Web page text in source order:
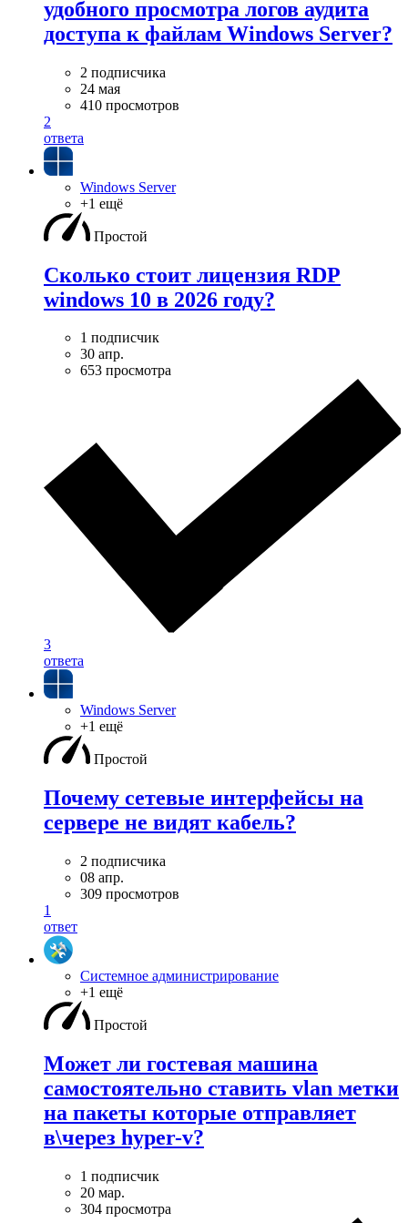
удобного просмотра логов аудита
доступа к файлам Windows Server?
2 подписчика
24 мая
410 просмотров
2
ответа
Windows Server
+1 ещё
Простой
Сколько стоит лицензия RDP
windows 10 в 2026 году?
1 подписчик
30 апр.
653 просмотра
3
ответа
Windows Server
+1 ещё
Простой
Почему сетевые интерфейсы на
сервере не видят кабель?
2 подписчика
08 апр.
309 просмотров
1
ответ
Системное администрирование
+1 ещё
Простой
Может ли гостевая машина
самостоятельно ставить vlan метки
на пакеты которые отправляет
в\через hyper-v?
1 подписчик
20 мар.
304 просмотра